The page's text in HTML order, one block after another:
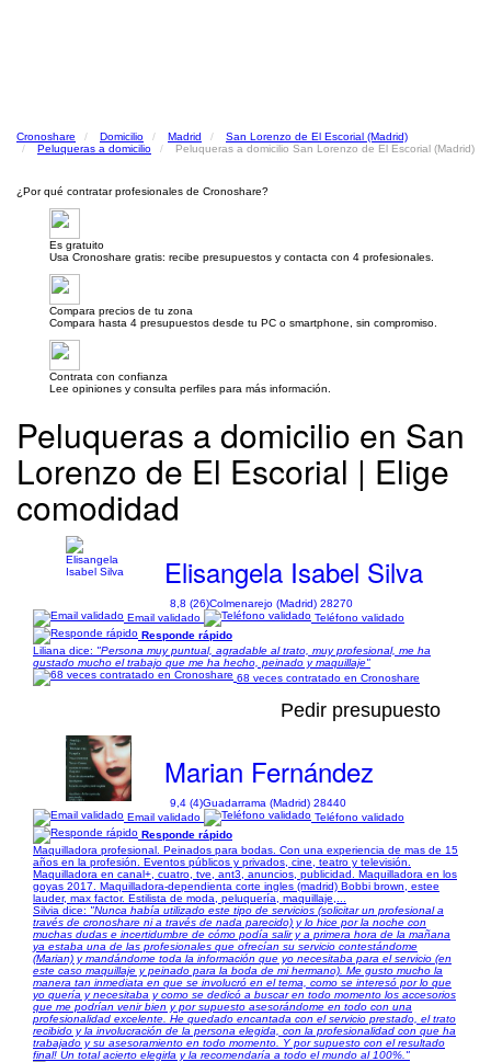
Cronoshare Domicilio Madrid
San Lorenzo de El Escorial (Madrid)
Peluqueras a domicilio
Peluqueras a domicilio San Lorenzo de El Escorial (Madrid)
¿Por qué contratar profesionales de Cronoshare?
Es gratuito
Usa Cronoshare gratis: recibe presupuestos y contacta con 4 profesionales.
Compara precios de tu zona
Compara hasta 4 presupuestos desde tu PC o smartphone, sin compromiso.
Contrata con confianza
Lee opiniones y consulta perfiles para más información.
Peluqueras a domicilio en San
Lorenzo de El Escorial | Elige
comodidad
Elisangela Isabel Silva
8,8 (26)Colmenarejo (Madrid) 28270
Email validado
Teléfono validado
Responde rápido
Liliana dice: "Persona muy puntual, agradable al trato, muy profesional, me ha
gustado mucho el trabajo que me ha hecho, peinado y maquillaje"
68 veces contratado en Cronoshare
Pedir presupuesto
Marian Fernández
9,4 (4)Guadarrama (Madrid) 28440
Email validado
Teléfono validado
Responde rápido
Maquilladora profesional. Peinados para bodas. Con una experiencia de mas de 15
años en la profesión. Eventos públicos y privados, cine, teatro y televisión.
Maquilladora en canal+, cuatro, tve, ant3, anuncios, publicidad. Maquilladora en los
goyas 2017. Maquilladora-dependienta corte ingles (madrid) Bobbi brown, estee
lauder, max factor. Estilista de moda, peluquería, maquillaje,...
Silvia dice: "Nunca había utilizado este tipo de servicios (solicitar un profesional a
través de cronoshare ni a través de nada parecido) y lo hice por la noche con
muchas dudas e incertidumbre de cómo podía salir y a primera hora de la mañana
ya estaba una de las profesionales que ofrecían su servicio contestándome
(Marian) y mandándome toda la información que yo necesitaba para el servicio (en
este caso maquillaje y peinado para la boda de mi hermano). Me gusto mucho la
manera tan inmediata en que se involucró en el tema, como se interesó por lo que
yo quería y necesitaba y como se dedicó a buscar en todo momento los accesorios
que me podrían venir bien y por supuesto asesorándome en todo con una
profesionalidad excelente. He quedado encantada con el servicio prestado, el trato
recibido y la involucración de la persona elegida, con la profesionalidad con que ha
trabajado y su asesoramiento en todo momento. Y por supuesto con el resultado
final! Un total acierto elegirla y la recomendaría a todo el mundo al 100%."